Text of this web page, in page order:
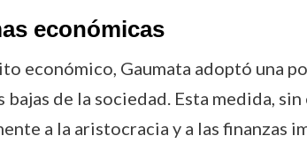
económicas
económico, Gaumata adoptó una
bajas de la sociedad. Esta medida,
a la aristocracia y a las finanzas